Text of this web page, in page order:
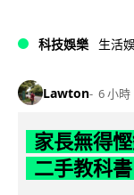
科技娛樂 生活
Lawton 6 小時
家長無得
二手教科